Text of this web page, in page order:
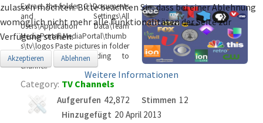
Extract the folder. C:\Documents
and Settings\All
Users\Application Data\Team
MediaPortal\MediaPortal\thumb
s\tv\logos Paste pictures in folder
Rename file according to
channel.
Category: TV Channels
Aufgerufen 42,872 Stimmen 12
Hinzugefügt 20 April 2013
zulassen möchten. Bitte beachten Sie, dass bei einer Ablehnung
womöglich nicht mehr alle Funktionalitäten der Seite zur
Verfügung stehen.
Akzeptieren Ablehnen
Weitere Informationen